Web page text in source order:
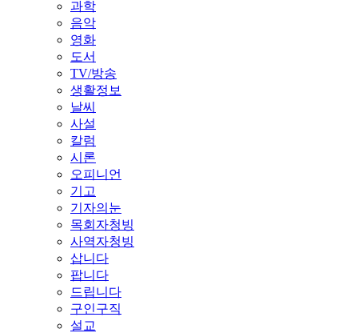
과학
음악
영화
도서
TV/방송
생활정보
날씨
사설
칼럼
시론
오피니언
기고
기자의눈
목회자청빙
사역자청빙
삽니다
팝니다
드립니다
구인구직
설교